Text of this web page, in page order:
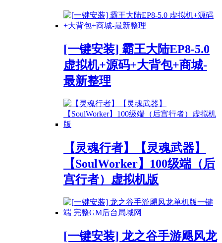
[一键安装] 霸王大陆EP8-5.0
虚拟机+源码+大背包+商城-
最新整理
【灵魂行者】【灵魂武器】
【SoulWorker】100级端（后
宫行者）虚拟机版
[一键安装] 龙之谷手游飓风龙